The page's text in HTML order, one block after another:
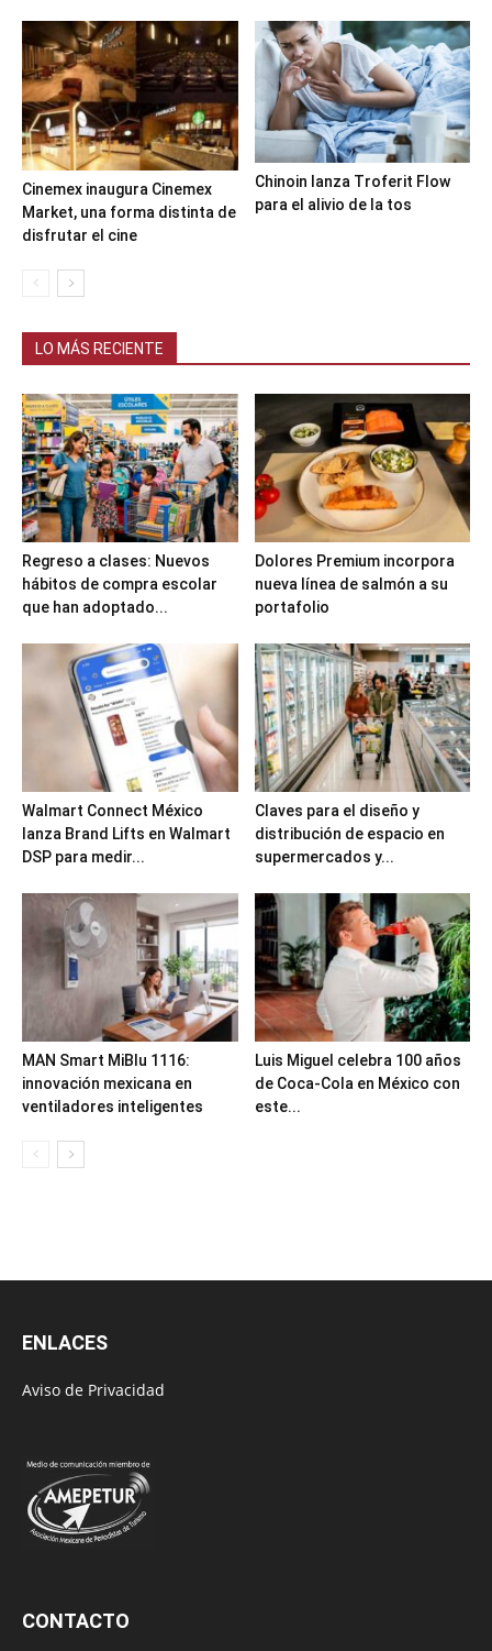
Cinemex inaugura Cinemex
Market, una forma distinta de
disfrutar el cine
Chinoin lanza Troferit Flow
para el alivio de la tos
LO MÁS RECIENTE
Regreso a clases: Nuevos
hábitos de compra escolar
que han adoptado...
Dolores Premium incorpora
nueva línea de salmón a su
portafolio
Walmart Connect México
lanza Brand Lifts en Walmart
DSP para medir...
Claves para el diseño y
distribución de espacio en
supermercados y...
MAN Smart MiBlu 1116:
innovación mexicana en
ventiladores inteligentes
Luis Miguel celebra 100 años
de Coca-Cola en México con
este...
ENLACES
Aviso de Privacidad
CONTACTO